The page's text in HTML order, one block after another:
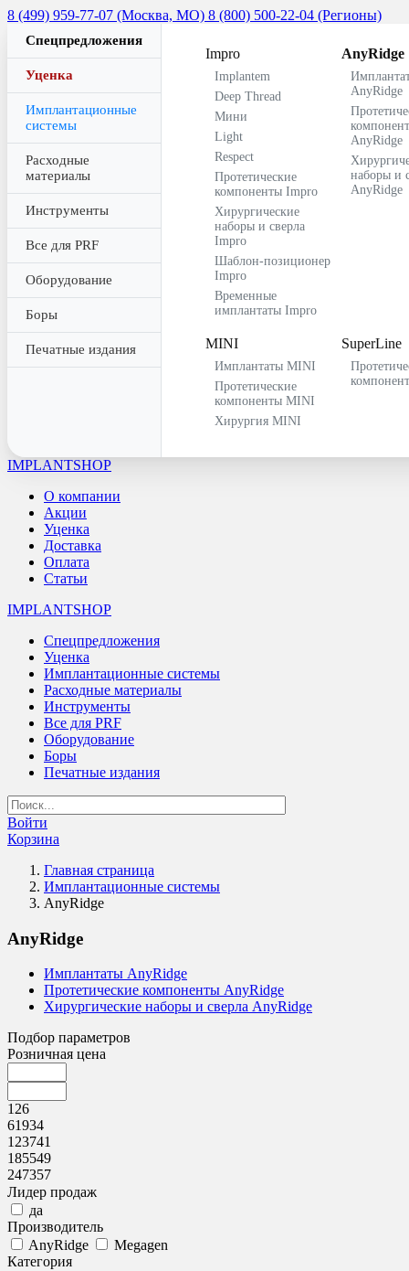
8 (499) 959-77-07 (Москва, МО) 8 (800) 500-22-04 (Регионы)
Спецпредложения
Уценка
Имплантационные
системы
Расходные
материалы
Инструменты
Все для PRF
Оборудование
Боры
Печатные издания
Impro
Implantem
Deep Thread
Мини
Light
Respect
Протетические
компоненты Impro
Хирургические
наборы и сверла
Impro
Шаблон-позиционер
Impro
Временные
имплантаты Impro
AnyRidge
AnyRidge
AnyRidge
наборы и
AnyRidge
MINI
Имплантаты MINI
Протетические
компоненты MINI
Хирургия MINI
SuperLine
IMPLANTSHOP
О компании
Акции
Уценка
Доставка
Оплата
Статьи
IMPLANTSHOP
Спецпредложения
Уценка
Имплантационные системы
Расходные материалы
Инструменты
Все для PRF
Оборудование
Боры
Печатные издания
Войти
Корзина
Главная страница
Имплантационные системы
AnyRidge
AnyRidge
Имплантаты AnyRidge
Протетические компоненты AnyRidge
Хирургические наборы и сверла AnyRidge
Подбор параметров
Розничная цена
126
61934
123741
185549
247357
Лидер продаж
да
Производитель
AnyRidge
Megagen
Категория